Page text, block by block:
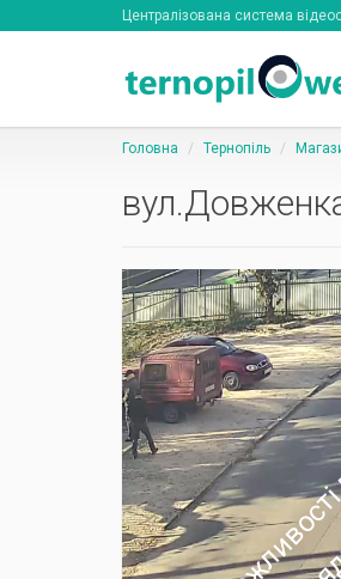
Централізована система
Головна Тернопіль